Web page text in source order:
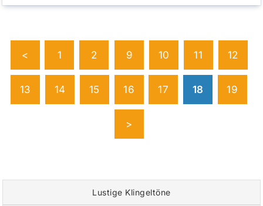
< 1 2 9 10 11 12
13 14 15 16 17 18 19
>
Lustige Klingeltöne